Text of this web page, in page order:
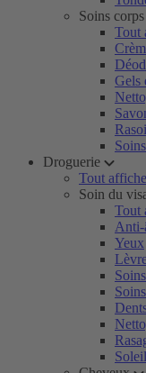
Soins corps
Tout
Gels
Droguerie
Tout
Soin du
Tout
Anti-
Yeux
Soleil